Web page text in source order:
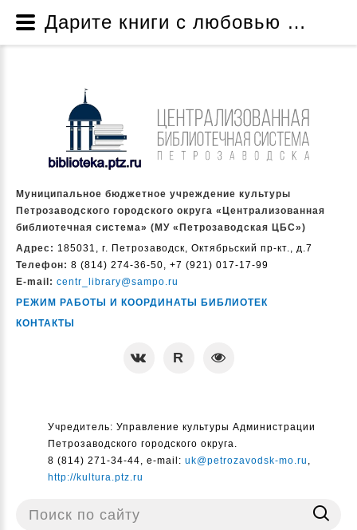
Муниципальное бюджетное учреждение культуры
Петрозаводского городского округа «Централизованная
библиотечная система» (МУ «Петрозаводская ЦБС»)
Адрес: 185031, г. Петрозаводск, Октябрьский пр-кт., д.7
Телефон: 8 (814) 274-36-50, +7 (921) 017-17-99
E-mail: centr_library@sampo.ru
РЕЖИМ РАБОТЫ И КООРДИНАТЫ БИБЛИОТЕК
КОНТАКТЫ
Учредитель: Управление культуры Администрации
Петрозаводского городского округа.
8 (814) 271-34-44, e-mail: uk@petrozavodsk-mo.ru ,
http://kultura.ptz.ru
Поиск
Дарите книги с любовью – 2023 - Новости - Муниципальное бюджетное учреждение культуры Петрозаводского городского округа «Централизованная библиотечная система» (МУ «Петрозаводская ЦБС»)